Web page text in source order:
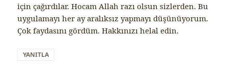
için çağırdılar. Hocam Allah razı olsun sizlerden. Bu
uygulamayı her ay aralıksız yapmayı düşünüyorum.
Çok faydasını gördüm. Hakkınızı helal edin.
YANITLA